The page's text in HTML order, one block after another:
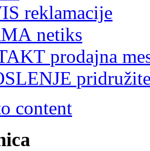
reklamacije
netiks
prodajna
content